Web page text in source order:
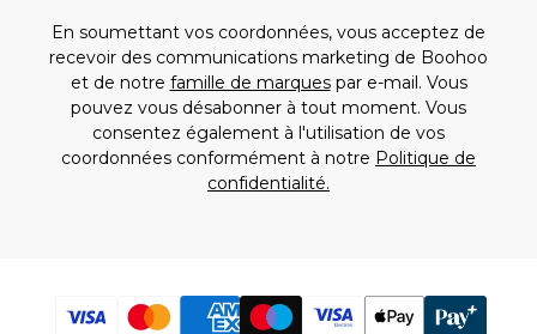
En soumettant vos coordonnées, vous acceptez de
recevoir des communications marketing de Boohoo
et de notre famille de marquespar e-mail. Vous
pouvez vous désabonner à tout moment. Vous
consentez également à l'utilisation de vos
coordonnées conformément à notre Politique de
confidentialité.